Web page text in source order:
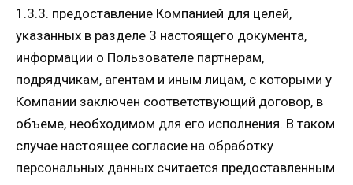
1.3.3. предоставление Компанией для целей,
указанных в разделе 3 настоящего документа,
информации о Пользователе партнерам,
подрядчикам, агентам и иным лицам, с которыми у
Компании заключен соответствующий договор, в
объеме, необходимом для его исполнения. В таком
случае настоящее согласие на обработку
персональных данных считается предоставленным